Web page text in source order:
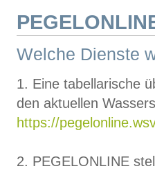
Welche Dienste
1. Eine tabellarische
den aktuellen
https://
2. PEGELONLINE